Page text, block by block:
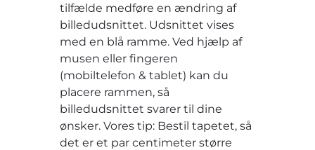
tilfælde medføre en ændring af
billedudsnittet. Udsnittet vises
med en blå ramme. Ved hjælp af
musen eller fingeren
(mobiltelefon & tablet) kan du
placere rammen, så
billedudsnittet svarer til dine
ønsker. Vores tip: Bestil tapetet, så
det er et par centimeter større